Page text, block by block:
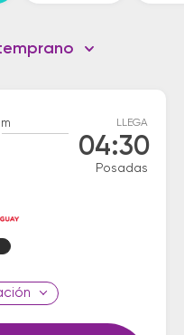
LLEGA
04:30
Posadas